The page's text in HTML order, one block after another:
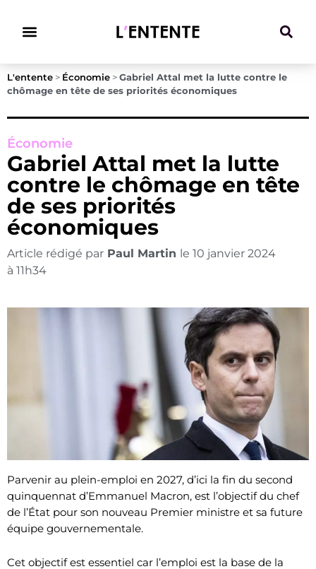
L'entente > Économie > Gabriel Attal met la lutte contre le
chômage en tête de ses priorités économiques
Économie
Gabriel Attal met la lutte
contre le chômage en tête
de ses priorités
économiques
Article rédigé par Paul Martin le 10 janvier 2024
à 11h34
Parvenir au plein-emploi en 2027, d’ici la fin du second
quinquennat d’Emmanuel Macron, est l’objectif du chef
de l’État pour son nouveau Premier ministre et sa future
équipe gouvernementale.
Cet objectif est essentiel car l’emploi est la base de la